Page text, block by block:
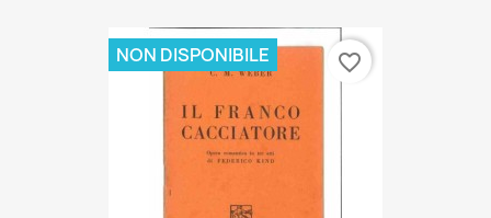
NON DISPONIBILE favorite_border